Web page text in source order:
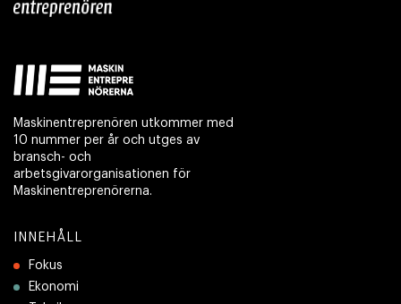
Maskinentreprenören utkommer med
10 nummer per år och utges av
bransch- och
arbetsgivarorganisationen för
Maskinentreprenörerna.
INNEHÅLL
Fokus
Ekonomi